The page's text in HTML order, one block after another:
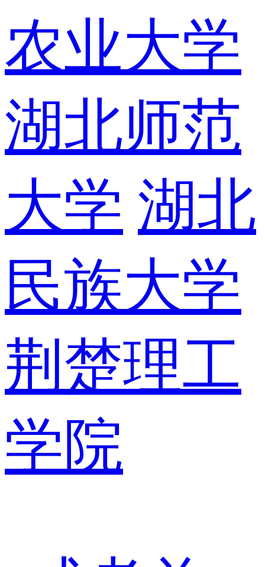
农业大学
湖北师范
大学 湖北
民族大学
荆楚理工
学院